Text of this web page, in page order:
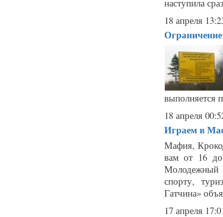
наступила
18 апреля
выполняется
18 апреля
Играем в
Мафия,
вам от 16
Молодежный
спорту,
Гатчина»
17 апреля